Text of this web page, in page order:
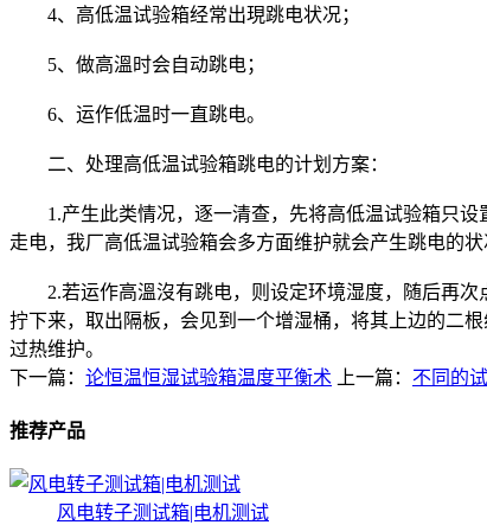
4、高低温试验箱经常出現跳电状况；
5、做高溫时会自动跳电；
6、运作低温时一直跳电。
二、处理高低温试验箱跳电的计划方案：
1.产生此类情况，逐一清查，先将高低温试验箱只设
走电，我厂高低温试验箱会多方面维护就会产生跳电的
2.若运作高溫沒有跳电，则设定环境湿度，随后再次
拧下来，取出隔板，会见到一个增湿桶，将其上边的二
过热维护。
下一篇： 论恒温恒湿试验箱温度平衡术 上一篇： 不同的
推荐产品
风电转子测试箱|电机测试